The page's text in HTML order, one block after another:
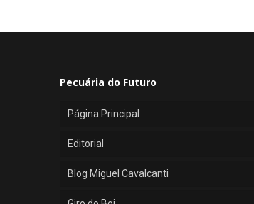
Pecuária do Futuro
Página Principal
Editorial
Blog Miguel Cavalcanti